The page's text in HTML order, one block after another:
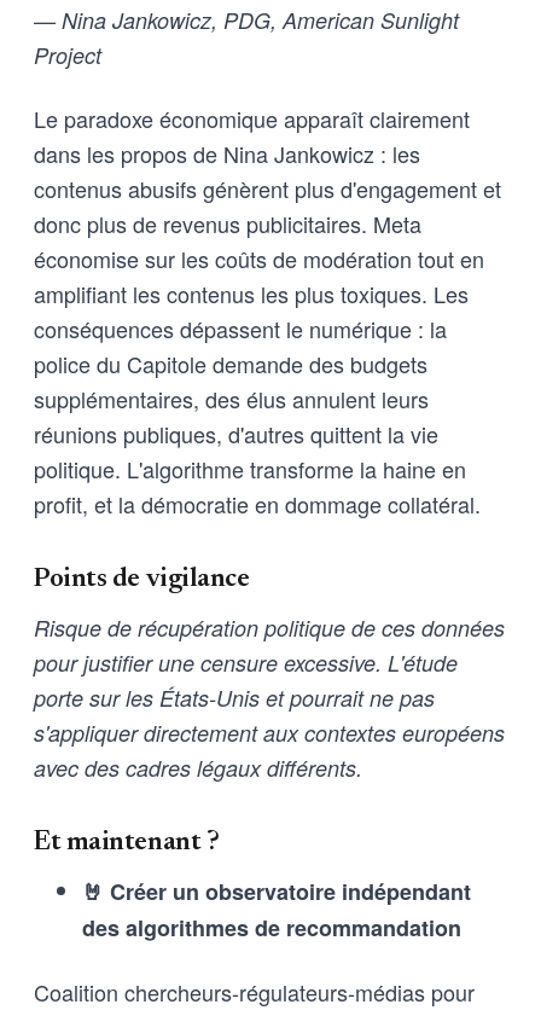
— Nina Jankowicz, PDG, American Sunlight
Project
Le paradoxe économique apparaît clairement
dans les propos de Nina Jankowicz : les
contenus abusifs génèrent plus d'engagement et
donc plus de revenus publicitaires. Meta
économise sur les coûts de modération tout en
amplifiant les contenus les plus toxiques. Les
conséquences dépassent le numérique : la
police du Capitole demande des budgets
supplémentaires, des élus annulent leurs
réunions publiques, d'autres quittent la vie
politique. L'algorithme transforme la haine en
profit, et la démocratie en dommage collatéral.
Points de vigilance
Risque de récupération politique de ces données
pour justifier une censure excessive. L'étude
porte sur les États-Unis et pourrait ne pas
s'appliquer directement aux contextes européens
avec des cadres légaux différents.
Et maintenant ?
🤘 Créer un observatoire indépendant
des algorithmes de recommandation
Coalition chercheurs-régulateurs-médias pour